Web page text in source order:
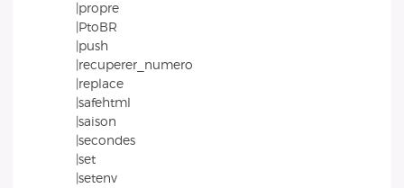
|propre
|PtoBR
|push
|recuperer_numero
|replace
|safehtml
|saison
|secondes
|set
|setenv